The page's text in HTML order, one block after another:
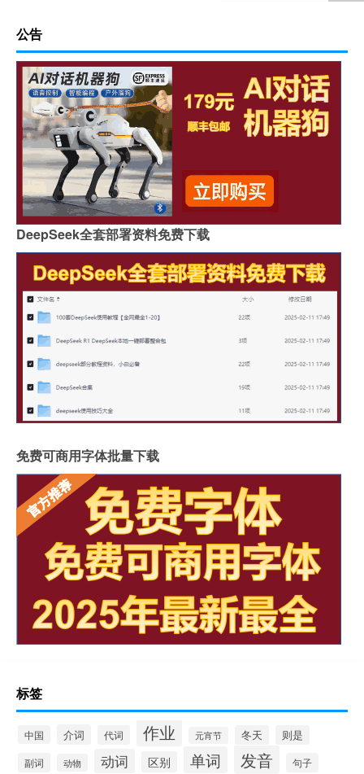
公告
DeepSeek全套部署资料免费下载
免费可商用字体批量下载
标签
中国 介词 代词 作业 元宵节 冬天
则是
副词
动物 动词 区别 单词 发音 句子